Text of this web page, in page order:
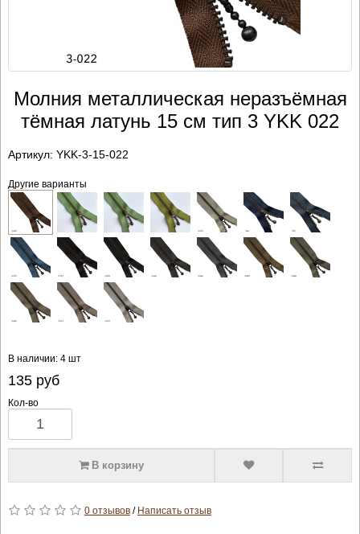
Молния металлическая неразъёмная
тёмная латунь 15 см тип 3 YKK 022
Артикул: YKK-3-15-022
Другие варианты
В наличии: 4 шт
135руб
Кол-во
В корзину
0 отзывов/ Написать отзыв